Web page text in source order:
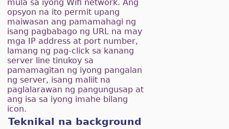
mula sa iyong Wifi network. Ang
opsyon na ito permit upang
maiwasan ang pamamahagi ng
isang pagbabago ng URL na may
mga IP address at port number,
lamang ng pag-click sa kanang
server line tinukoy sa
pamamagitan ng iyong pangalan
ng server, isang maliit na
paglalarawan ng pangungusap at
ang isa sa iyong imahe bilang
icon.
Teknikal na background